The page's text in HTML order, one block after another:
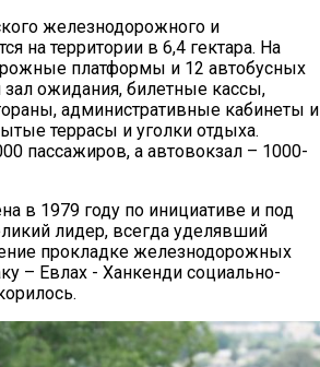
железнодорожного и
на территории в 6,4 гектара. На
платформы и 12 автобусных
зал ожидания, билетные кассы,
административные кабинеты и
террасы и уголки отдыха.
пассажиров, а автовокзал – 1000-
в 1979 году по инициативе и под
лидер, всегда уделявший
прокладке железнодорожных
– Евлах - Ханкенди социально-